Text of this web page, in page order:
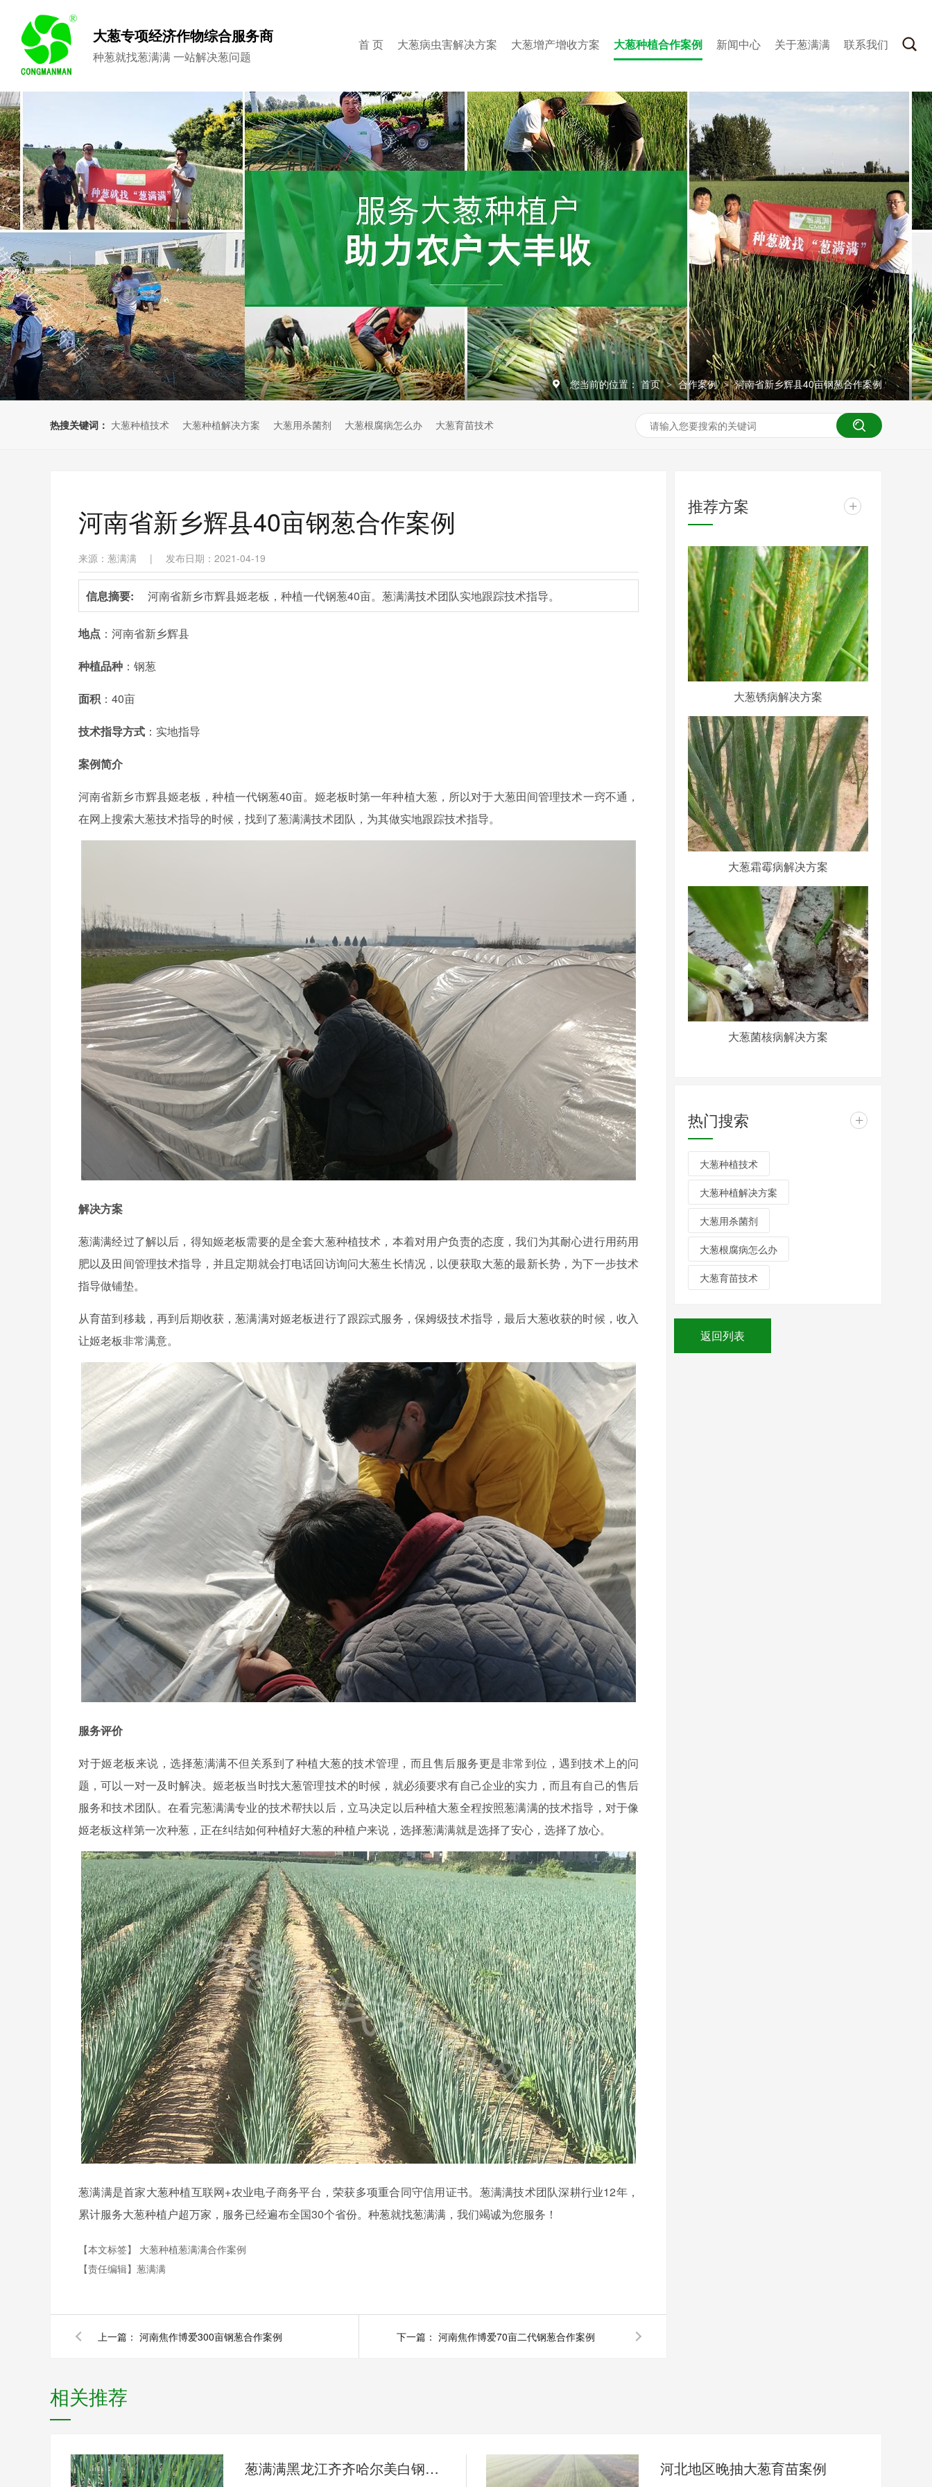
大葱专项经济作物综合服务商
种葱就找葱满满 一站解决葱问题
首 页 大葱病虫害解决方案 大葱增产增收方案 大葱种植合作案例 新闻中心 关于葱满满 联系我们
您当前的位置： 首页 > 合作案例 > 河南省新乡辉县40亩钢葱合作案例
热搜关键词： 大葱种植技术 大葱种植解决方案 大葱用杀菌剂 大葱根腐病怎么办 大葱育苗技术
河南省新乡辉县40亩钢葱合作案例
来源：葱满满 | 发布日期：2021-04-19
信息摘要: 河南省新乡市辉县姬老板，种植一代钢葱40亩。葱满满技术团队实地跟踪技术指导。
地点 ：河南省新乡辉县
种植品种 ：钢葱
面积 ：40亩
技术指导方式 ：实地指导
案例简介
河南省新乡市辉县姬老板，种植一代钢葱40亩。姬老板时第一年种植大葱，所以对于大葱田间管理技术一窍不通，
在网上搜索大葱技术指导的时候，找到了葱满满技术团队，为其做实地跟踪技术指导。
解决方案
葱满满经过了解以后，得知姬老板需要的是全套大葱种植技术，本着对用户负责的态度，我们为其耐心进行用药用
肥以及田间管理技术指导，并且定期就会打电话回访询问大葱生长情况，以便获取大葱的最新长势，为下一步技术
指导做铺垫。
从育苗到移栽，再到后期收获，葱满满对姬老板进行了跟踪式服务，保姆级技术指导，最后大葱收获的时候，收入
让姬老板非常满意。
服务评价
对于姬老板来说，选择葱满满不但关系到了种植大葱的技术管理，而且售后服务更是非常到位，遇到技术上的问
题，可以一对一及时解决。姬老板当时找大葱管理技术的时候，就必须要求有自己企业的实力，而且有自己的售后
服务和技术团队。在看完葱满满专业的技术帮扶以后，立马决定以后种植大葱全程按照葱满满的技术指导，对于像
姬老板这样第一次种葱，正在纠结如何种植好大葱的种植户来说，选择葱满满就是选择了安心，选择了放心。
葱满满是首家大葱种植互联网+农业电子商务平台，荣获多项重合同守信用证书。葱满满技术团队深耕行业12年，
累计服务大葱种植户超万家，服务已经遍布全国30个省份。种葱就找葱满满，我们竭诚为您服务！
【本文标签】 大葱种植葱满满合作案例
【责任编辑】 葱满满
上一篇： 河南焦作博爱300亩钢葱合作案例 下一篇： 河南焦作博爱70亩二代钢葱合作案例
推荐方案 +
大葱锈病解决方案
大葱霜霉病解决方案
大葱菌核病解决方案
热门搜索 +
大葱种植技术
大葱种植解决方案
大葱用杀菌剂
大葱根腐病怎么办
大葱育苗技术
返回列表
相关推荐
葱满满黑龙江齐齐哈尔美白钢葱大规模种植案例 河北地区晚抽大葱育苗案例